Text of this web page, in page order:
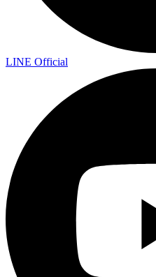
LINE Official